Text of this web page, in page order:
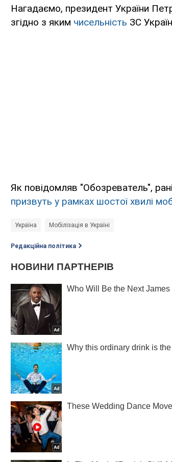
Нагадаємо, президент України
згідно з яким чисельність ЗС
Як повідомляв "Обозреватель",
призвуть у рамках шостої хвилі
Україна Мобілізація в Україні
Редакційна політика